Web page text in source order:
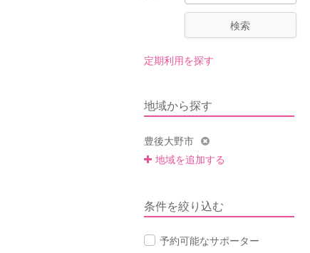
検索
定期利用を探す
地域から探す
豊後大野市
地域を追加する
条件を絞り込む
予約可能なサポーター